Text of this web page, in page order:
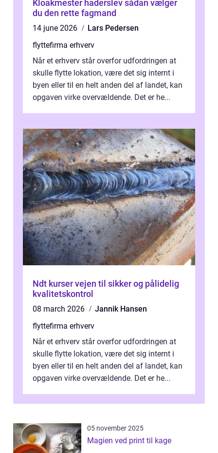
Kloakmester haderslev sådan vælger
du den rette fagmand
14 june 2026
Lars Pedersen
flyttefirma erhverv
Når et erhverv står overfor udfordringen at
skulle flytte lokation, være det sig internt i
byen eller til en helt anden del af landet, kan
opgaven virke overvældende. Det er he...
Ndt kurser vejen til sikker og pålidelig
kvalitetskontrol
08 march 2026
Jannik Hansen
flyttefirma erhverv
Når et erhverv står overfor udfordringen at
skulle flytte lokation, være det sig internt i
byen eller til en helt anden del af landet, kan
opgaven virke overvældende. Det er he...
05 november 2025
Magien ved print til kage